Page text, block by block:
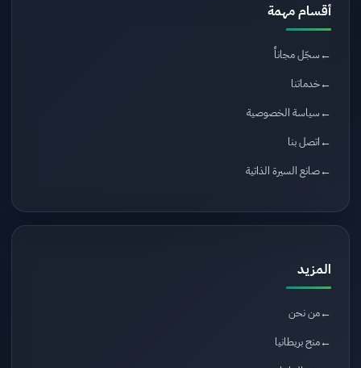
أقسام مهمة
سجّل مجاناً
خدماتنا
سياسة الخصوصية
اتصل بنا
صانع السيرة الذاتية
المزيد
من نحن
منح بريطانيا